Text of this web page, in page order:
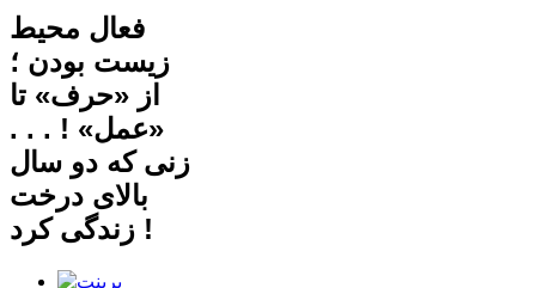
فعال محیط
زیست بودن ؛
از «حرف» تا
«عمل» !‌ . . .
زنی که دو سال
بالای درخت
زندگی کرد !